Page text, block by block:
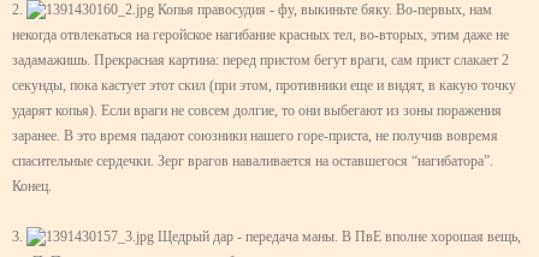
2.
Копья правосудия - фу, выкиньте бяку. Во-первых, нам
некогда отвлекаться на геройское нагибание красных тел, во-вторых, этим даже не
задамажишь. Прекрасная картина: перед пристом бегут враги, сам прист слакает 2
секунды, пока кастует этот скил (при этом, противники еще и видят, в какую точку
ударят копья). Если враги не совсем долгие, то они выбегают из зоны поражения
заранее. В это время падают союзники нашего горе-приста, не получив вовремя
спасительные сердечки. Зерг врагов наваливается на оставшегося “нагибатора”.
Конец.
3.
Щедрый дар - передача маны. В ПвЕ вполне хорошая вещь,